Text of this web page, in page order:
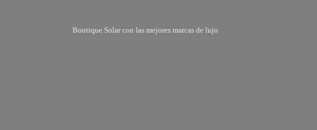
Boutique Solar con las mejores marcas de lujo